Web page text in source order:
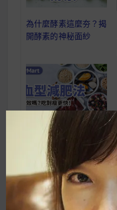
為什麼酵素這麼夯？揭
開酵素的神秘面紗
血型減肥法 有效嗎？
吃對瘦更快！
文 【麥片女孩